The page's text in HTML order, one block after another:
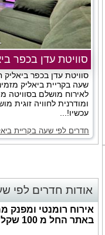
1
סוויטת עדן בכפר
סוויטת עדן בכפר ביאליק
שעה בקריית ביאליק
לאירוח מושלם בסוויטה
ומודרנית לחוויה זוגית
עכשיו!...
חדרים לפי שעה בקריית
אודות חדרים לפי
אירוח רומנטי ומפנק
באתר החל מ 100 שקלים!